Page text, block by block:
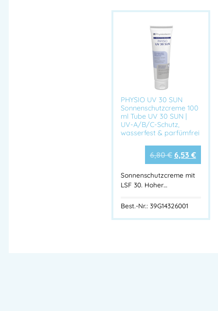
PHYSIO UV 30 SUN
Sonnenschutzcreme 100
ml Tube UV 30 SUN |
UV-A/B/C-Schutz,
wasserfest & parfümfrei
6,80€ 6,53 €
Sonnenschutzcreme mit
LSF 30. Hoher…
Best.-Nr.: 39G14326001